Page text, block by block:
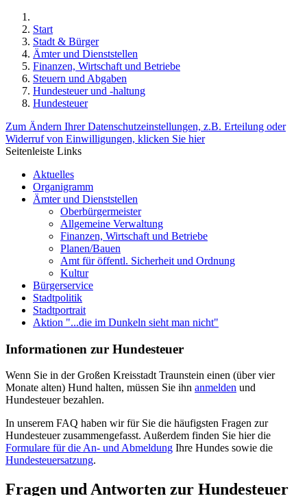
Start
Stadt & Bürger
Ämter und Dienststellen
Finanzen, Wirtschaft und Betriebe
Steuern und Abgaben
Hundesteuer und -haltung
Hundesteuer
Zum Ändern Ihrer Datenschutzeinstellungen, z.B. Erteilung oder
Widerruf von Einwilligungen, klicken Sie hier
Seitenleiste Links
Aktuelles
Organigramm
Ämter und Dienststellen
Oberbürgermeister
Allgemeine Verwaltung
Finanzen, Wirtschaft und Betriebe
Planen/Bauen
Amt für öffentl. Sicherheit und Ordnung
Kultur
Bürgerservice
Stadtpolitik
Stadtportrait
Aktion "...die im Dunkeln sieht man nicht"
Informationen zur Hundesteuer
Wenn Sie in der Großen Kreisstadt Traunstein einen (über vier
Monate alten) Hund halten, müssen Sie ihn anmelden und
Hundesteuer bezahlen.
In unserem FAQ haben wir für Sie die häufigsten Fragen zur
Hundesteuer zusammengefasst. Außerdem finden Sie hier die
Formulare für die An- und Abmeldung Ihre Hundes sowie die
Hundesteuersatzung.
Fragen und Antworten zur Hundesteuer